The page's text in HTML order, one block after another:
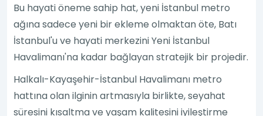
Bu hayati öneme sahip hat, yeni İstanbul metro
ağına sadece yeni bir ekleme olmaktan öte, Batı
İstanbul'u ve hayati merkezini Yeni İstanbul
Havalimanı'na kadar bağlayan stratejik bir projedir.
Halkalı-Kayaşehir-İstanbul Havalimanı metro
hattına olan ilginin artmasıyla birlikte, seyahat
süresini kısaltma ve yaşam kalitesini iyileştirme